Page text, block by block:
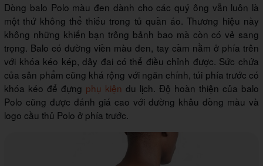
Dòng balo Polo màu đen dành cho các quý ông vẫn luôn là
một thứ không thể thiếu trong tủ quần áo. Thương hiệu này
không những khiến bạn trông bảnh bao mà còn có vẻ sang
trọng. Balo có đường viền màu đen, tay cầm nằm ở phía trên
với khóa kéo kép, dây đai có thể điều chỉnh được. Sức chứa
của sản phẩm cũng khá rộng với ngăn chính, túi phía trước có
khóa kéo để đựng phụ kiện du lịch. Độ hoàn thiện của balo
Polo cũng được đánh giá cao với đường khâu đồng màu và
logo cầu thủ Polo ở phía trước.